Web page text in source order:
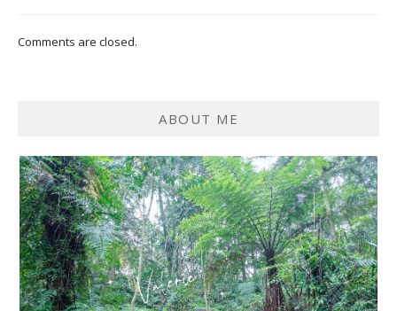
Comments are closed.
ABOUT ME